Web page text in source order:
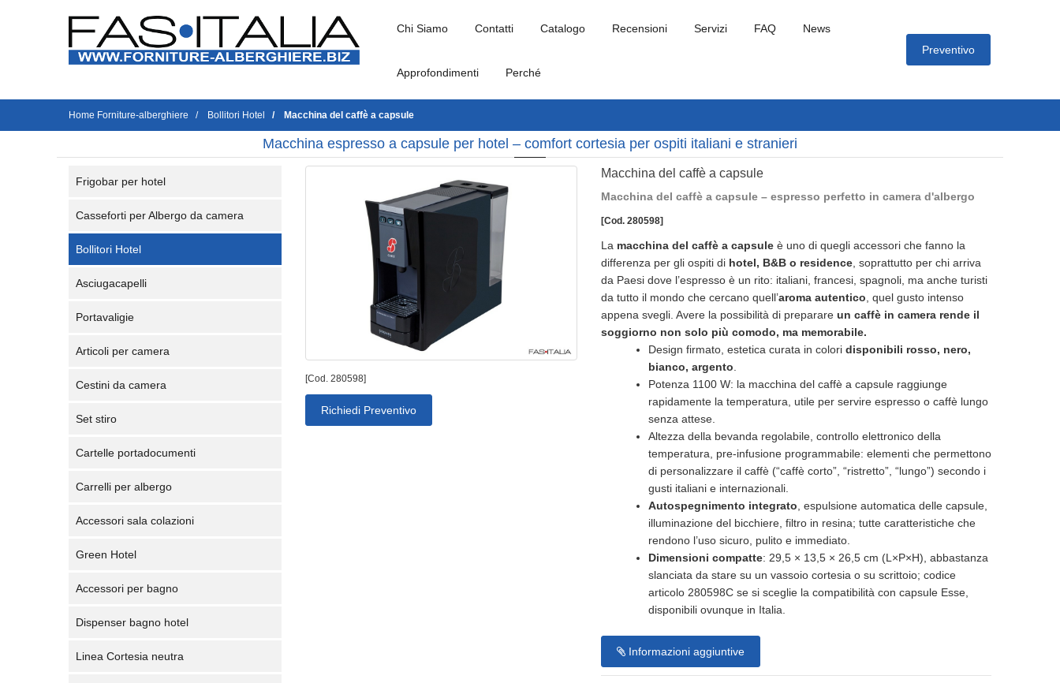
Chi Siamo Contatti Catalogo Recensioni Servizi FAQ News
Approfondimenti Perché
Preventivo
Home Forniture-alberghiere Bollitori Hotel Macchina del caffè a capsule
Macchina espresso a capsule per hotel – comfort cortesia per ospiti italiani e stranieri
Frigobar per hotel
Casseforti per Albergo da camera
Bollitori Hotel
Asciugacapelli
Portavaligie
Articoli per camera
Cestini da camera
Set stiro
Cartelle portadocumenti
Carrelli per albergo
Accessori sala colazioni
Green Hotel
Accessori per bagno
Dispenser bagno hotel
Linea Cortesia neutra
[Cod. 280598]
Richiedi Preventivo
Macchina del caffè a capsule
Macchina del caffè a capsule – espresso perfetto in camera d'albergo
[Cod. 280598]
La macchina del caffè a capsule è uno di quegli accessori che fanno la
differenza per gli ospiti di hotel, B&B o residence , soprattutto per chi arriva
da Paesi dove l’espresso è un rito: italiani, francesi, spagnoli, ma anche turisti
da tutto il mondo che cercano quell’aroma autentico , quel gusto intenso
appena svegli. Avere la possibilità di preparare un caffè in camera rende il
soggiorno non solo più comodo, ma memorabile.
Design firmato, estetica curata in colori disponibili rosso, nero,
bianco, argento
Potenza 1100 W: la macchina del caffè a capsule raggiunge
rapidamente la temperatura, utile per servire espresso o caffè lungo
senza attese.
Altezza della bevanda regolabile, controllo elettronico della
temperatura, pre-infusione programmabile: elementi che permettono
di personalizzare il caffè (“caffè corto”, “ristretto”, “lungo”) secondo i
gusti italiani e internazionali.
Autospegnimento integrato , espulsione automatica delle capsule,
illuminazione del bicchiere, filtro in resina; tutte caratteristiche che
rendono l’uso sicuro, pulito e immediato.
Dimensioni compatte: 29,5 × 13,5 × 26,5 cm (L×P×H), abbastanza
slanciata da stare su un vassoio cortesia o su scrittoio; codice
articolo 280598C se si sceglie la compatibilità con capsule Esse,
disponibili ovunque in Italia.
Informazioni aggiuntive